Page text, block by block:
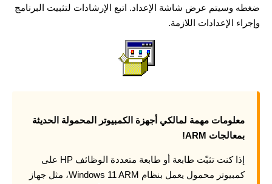
ضغطه وسيتم عرض شاشة الإعداد. اتبع الإرشادات لتثبيت البرنامج
وإجراء الإعدادات اللازمة.
معلومات مهمة لمالكي أجهزة الكمبيوتر المحمولة الحديثة
بمعالجات ARM!
إذا كنت تثبّت طابعة أو طابعة متعددة الوظائف HP على
كمبيوتر محمول يعمل بنظام Windows 11 ARM، مثل جهاز